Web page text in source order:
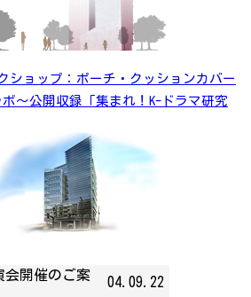
ショップ：ポーチ・クッションカバー
ボ～公開収録「集まれ！K-ドラマ研究
会開催のご案
04.09.22